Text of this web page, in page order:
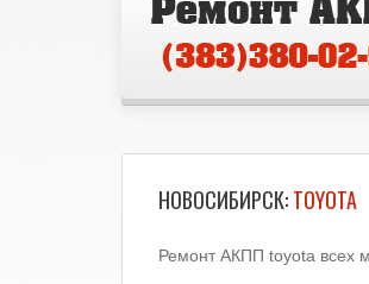
НОВОСИБИРСК:TOYOTA
Ремонт АКПП toyota всех